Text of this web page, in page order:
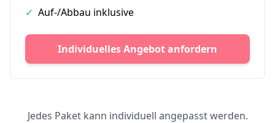
✓ Auf-/Abbau inklusive
Individuelles Angebot anfordern
Jedes Paket kann individuell angepasst werden.